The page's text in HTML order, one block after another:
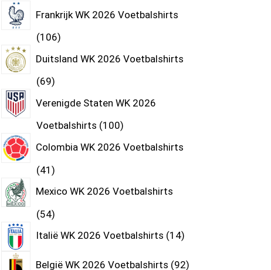
Frankrijk WK 2026 Voetbalshirts
106
Duitsland WK 2026 Voetbalshirts
69
Verenigde Staten WK 2026
Voetbalshirts 100
Colombia WK 2026 Voetbalshirts
41
Mexico WK 2026 Voetbalshirts
54
Italië WK 2026 Voetbalshirts 14
België WK 2026 Voetbalshirts 92